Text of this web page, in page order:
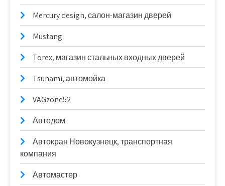
Mercury design, салон-магазин дверей
Mustang
Torex, магазин стальных входных дверей
Tsunami, автомойка
VAGzone52
Автодом
Автокран Новокузнецк, транспортная
компания
Автомастер